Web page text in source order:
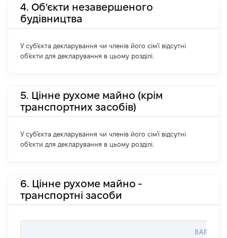
4. Об'єкти незавершеного
будівництва
У суб'єкта декларування чи членів його сім'ї відсутні
об'єкти для декларування в цьому розділі.
5. Цінне рухоме майно (крім
транспортних засобів)
У суб'єкта декларування чи членів його сім'ї відсутні
об'єкти для декларування в цьому розділі.
6. Цінне рухоме майно -
транспортні засоби